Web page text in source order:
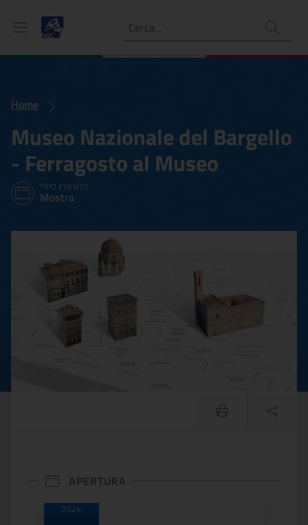
Ricerca
Home
Museo Nazionale del Bargello
- Ferragosto al Museo
TIPO EVENTO:
Mostra
Museo Nazionale del
APERTURA
Date di apertura
2024